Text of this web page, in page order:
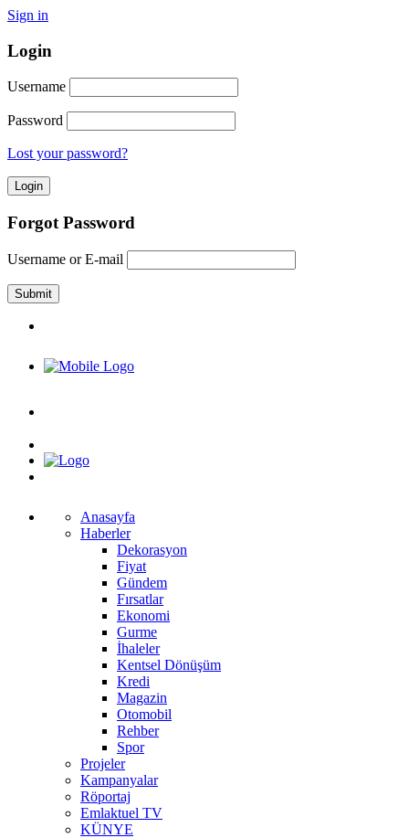
Sign in
Login
Username
Password
Lost your password?
Forgot Password
Username or E-mail
Anasayfa
Haberler
Dekorasyon
Fiyat
Gündem
Fırsatlar
Ekonomi
Gurme
İhaleler
Kentsel Dönüşüm
Kredi
Magazin
Otomobil
Rehber
Spor
Projeler
Kampanyalar
Röportaj
Emlaktuel TV
KÜNYE